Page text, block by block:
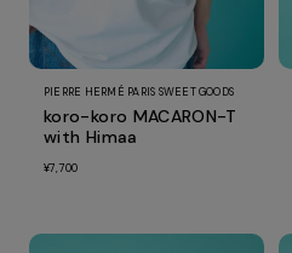
PIERRE HERMÉ PARIS SWEET GOODS
koro-koro MACARON-T
with Himaa
¥7,700